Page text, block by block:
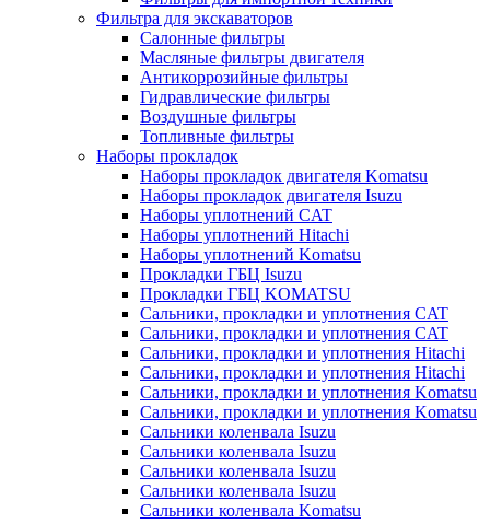
Фильтра для экскаваторов
Салонные фильтры
Масляные фильтры двигателя
Антикоррозийные фильтры
Гидравлические фильтры
Воздушные фильтры
Топливные фильтры
Наборы прокладок
Наборы прокладок двигателя Komatsu
Наборы прокладок двигателя Isuzu
Наборы уплотнений CAT
Наборы уплотнений Hitachi
Наборы уплотнений Komatsu
Прокладки ГБЦ Isuzu
Прокладки ГБЦ KOMATSU
Сальники, прокладки и уплотнения CAT
Сальники, прокладки и уплотнения CAT
Сальники, прокладки и уплотнения Hitachi
Сальники, прокладки и уплотнения Hitachi
Сальники, прокладки и уплотнения Komatsu
Сальники, прокладки и уплотнения Komatsu
Сальники коленвала Isuzu
Сальники коленвала Isuzu
Сальники коленвала Isuzu
Сальники коленвала Isuzu
Сальники коленвала Komatsu